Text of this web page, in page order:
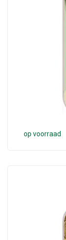
op voorraad